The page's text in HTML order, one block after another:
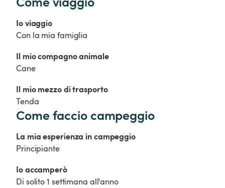
Io viaggio
Con la mia famiglia
Il mio compagno animale
Cane
Il mio mezzo di trasporto
Tenda
Come faccio campeggio
La mia esperienza in campeggio
Principiante
Io accamperò
Di solito 1 settimana all'anno